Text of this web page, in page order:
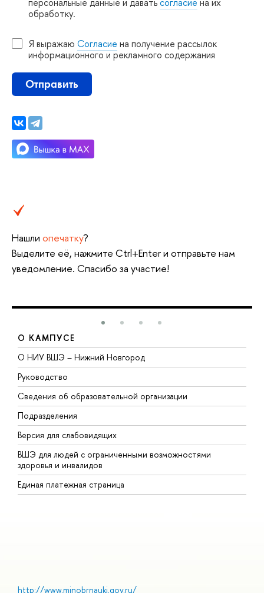
обработку.
Я выражаю Согласие на получение рассылок
информационного и рекламного содержания
Отправить
Нашли опечатку?
ыделите её, нажмите Ctrl+Enter и отправьте нам
уведомление. Спасибо за участие!
О КАМПУСЕ
О НИУ ВШЭ – Нижний Новгород
Руководство
Сведения об образовательной организации
Подразделения
ерсия для слабовидящих
ШЭ для людей с ограниченными возможностями
здоровья и инвалидо
Единая платежная страница
http://www.minobrnauki.gov.ru/